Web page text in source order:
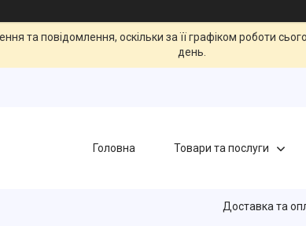
та повідомлення, оскільки за її графіком роботи
день.
Головна Товари та послуги
Доставка та